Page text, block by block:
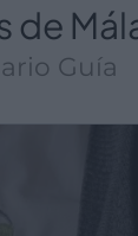
de
Guía